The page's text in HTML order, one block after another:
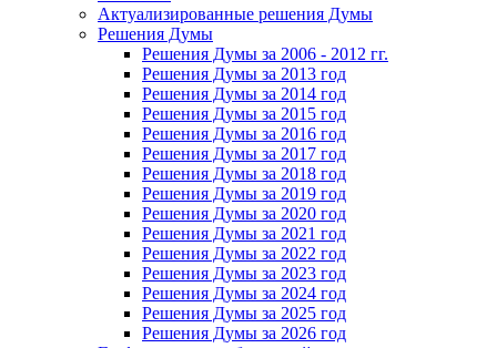
Актуализированные решения Думы
Решения Думы
Решения Думы за 2006 - 2012 гг.
Решения Думы за 2013 год
Решения Думы за 2014 год
Решения Думы за 2015 год
Решения Думы за 2016 год
Решения Думы за 2017 год
Решения Думы за 2018 год
Решения Думы за 2019 год
Решения Думы за 2020 год
Решения Думы за 2021 год
Решения Думы за 2022 год
Решения Думы за 2023 год
Решения Думы за 2024 год
Решения Думы за 2025 год
Решения Думы за 2026 год